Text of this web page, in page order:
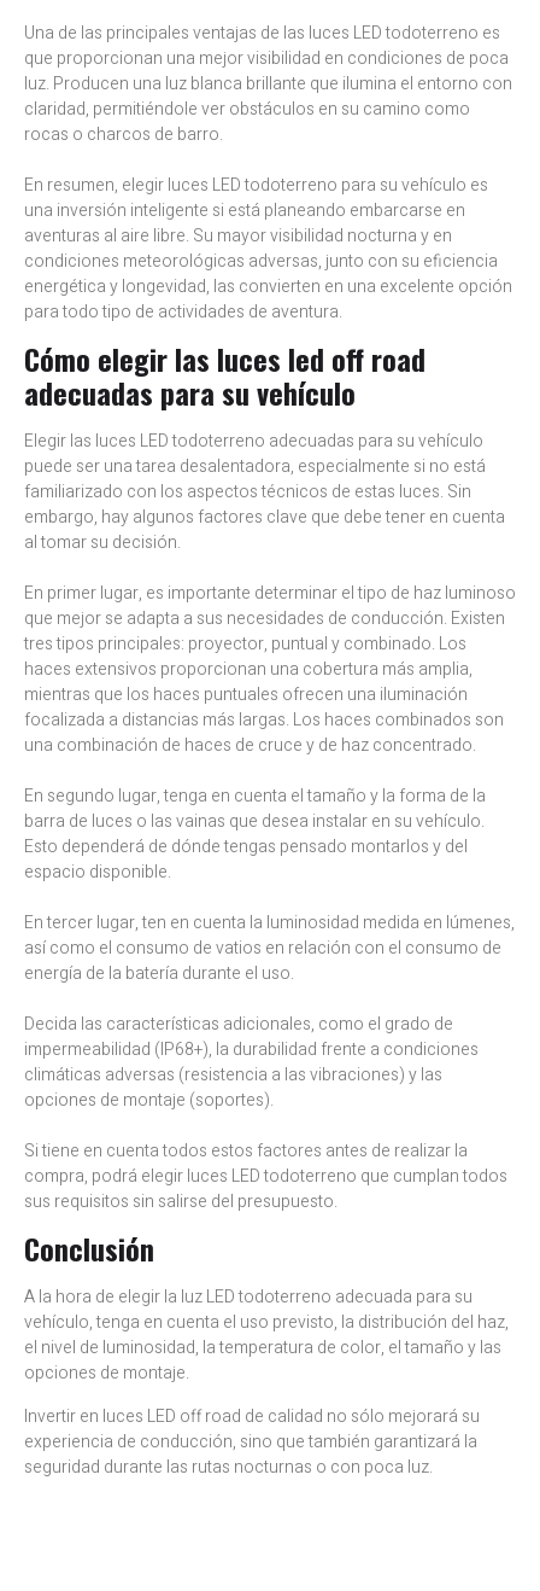
Una de las principales ventajas de las luces LED todoterreno es
que proporcionan una mejor visibilidad en condiciones de poca
luz. Producen una luz blanca brillante que ilumina el entorno con
claridad, permitiéndole ver obstáculos en su camino como
rocas o charcos de barro.
En resumen, elegir luces LED todoterreno para su vehículo es
una inversión inteligente si está planeando embarcarse en
aventuras al aire libre. Su mayor visibilidad nocturna y en
condiciones meteorológicas adversas, junto con su eficiencia
energética y longevidad, las convierten en una excelente opción
para todo tipo de actividades de aventura.
Cómo elegir las luces led off road
adecuadas para su vehículo
Elegir las luces LED todoterreno adecuadas para su vehículo
puede ser una tarea desalentadora, especialmente si no está
familiarizado con los aspectos técnicos de estas luces. Sin
embargo, hay algunos factores clave que debe tener en cuenta
al tomar su decisión.
En primer lugar, es importante determinar el tipo de haz luminoso
que mejor se adapta a sus necesidades de conducción. Existen
tres tipos principales: proyector, puntual y combinado. Los
haces extensivos proporcionan una cobertura más amplia,
mientras que los haces puntuales ofrecen una iluminación
focalizada a distancias más largas. Los haces combinados son
una combinación de haces de cruce y de haz concentrado.
En segundo lugar, tenga en cuenta el tamaño y la forma de la
barra de luces o las vainas que desea instalar en su vehículo.
Esto dependerá de dónde tengas pensado montarlos y del
espacio disponible.
En tercer lugar, ten en cuenta la luminosidad medida en lúmenes,
así como el consumo de vatios en relación con el consumo de
energía de la batería durante el uso.
Decida las características adicionales, como el grado de
impermeabilidad (IP68+), la durabilidad frente a condiciones
climáticas adversas (resistencia a las vibraciones) y las
opciones de montaje (soportes).
Si tiene en cuenta todos estos factores antes de realizar la
compra, podrá elegir luces LED todoterreno que cumplan todos
sus requisitos sin salirse del presupuesto.
Conclusión
A la hora de elegir la luz LED todoterreno adecuada para su
vehículo, tenga en cuenta el uso previsto, la distribución del haz,
el nivel de luminosidad, la temperatura de color, el tamaño y las
opciones de montaje.
Invertir en luces LED off road de calidad no sólo mejorará su
experiencia de conducción, sino que también garantizará la
seguridad durante las rutas nocturnas o con poca luz.